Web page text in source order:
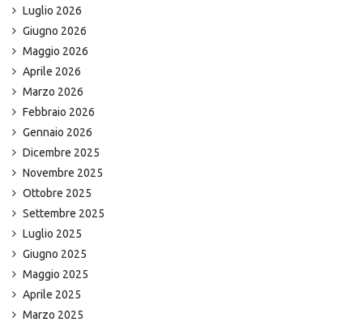
Luglio 2026
Giugno 2026
Maggio 2026
Aprile 2026
Marzo 2026
Febbraio 2026
Gennaio 2026
Dicembre 2025
Novembre 2025
Ottobre 2025
Settembre 2025
Luglio 2025
Giugno 2025
Maggio 2025
Aprile 2025
Marzo 2025